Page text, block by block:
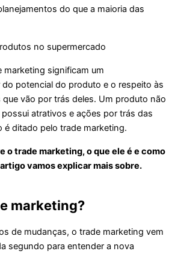
do que a maioria das
marketing significam um
potencial do produto e o respeito às
vão por trás deles. Um produto não
atrativos e ações por trás das
é ditado pelo trade marketing.
o trade marketing, o que ele é e como
vamos explicar mais sobre.
marketing?
de mudanças, o trade marketing vem
segundo para entender a nova